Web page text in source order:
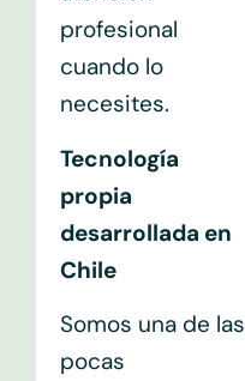
profesional
cuando lo
necesites.
Tecnología
propia
desarrollada en
Chile
Somos una de las
pocas